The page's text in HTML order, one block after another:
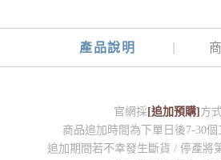
產品說明
官網採 [追加預購] 方
商品追加時間為下單日後7-30個
追加期間若不幸發生斷貨 / 停產將